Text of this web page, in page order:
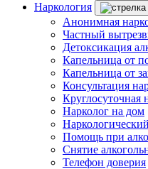
Наркология
Анонимная
Частный
Детоксикация
Капельница от
Капельница от
Консультация
Круглосуточная
Нарколог на дом
Помощь при
Снятие
Телефон доверия